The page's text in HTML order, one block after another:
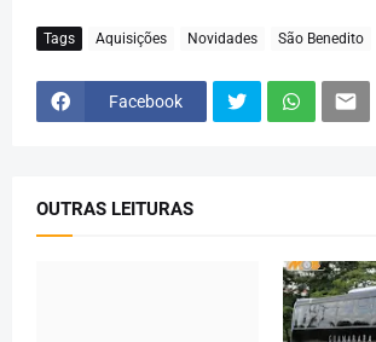
Tags Aquisições Novidades São Benedito
Facebook
OUTRAS LEITURAS